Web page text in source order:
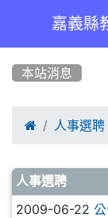
嘉義縣
本站消息
 人事選聘
文章列表
人事選聘
2009-06-22